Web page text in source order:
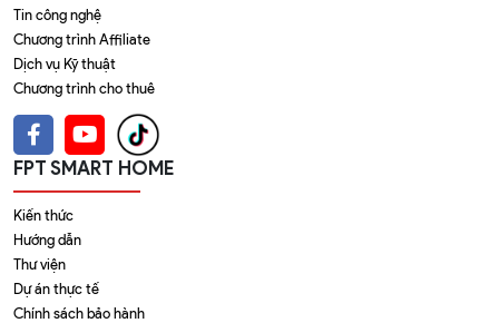
Tin công nghệ
Chương trình Affiliate
Dịch vụ Kỹ thuật
Chương trình cho thuê
FPT SMART HOME
Kiến thức
Hướng dẫn
Thư viện
Dự án thực tế
Chính sách bảo hành